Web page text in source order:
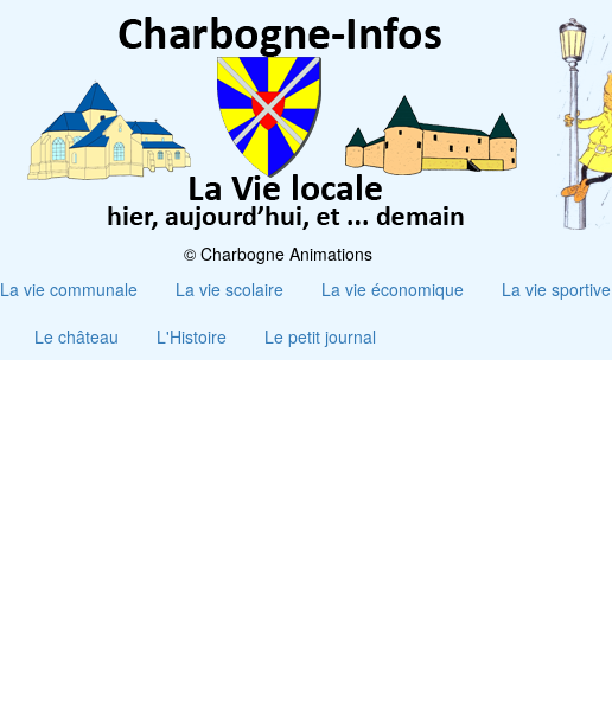
© Charbogne Animations
La vie communale La vie scolaire La vie économique La vie sportive
Le château L'Histoire Le petit journal